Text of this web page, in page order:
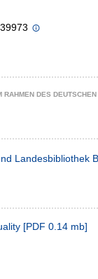
DES DEUTSCHEN
Landesbibliothek
[PDF 0.14 mb]